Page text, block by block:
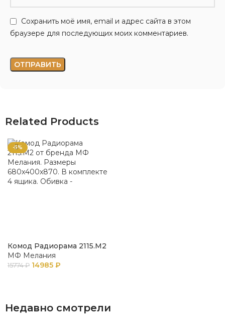
Сохранить моё имя, email и адрес сайта в этом
браузере для последующих моих комментариев.
Related Products
-5%
Комод Радиорама 2115.М2
МФ Мелания
15774₽ 14985 ₽
Недавно смотрели